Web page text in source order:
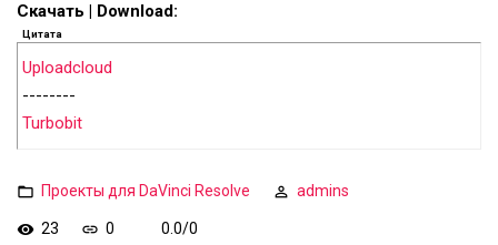
Скачать | Download:
Цитата
Uploadcloud
--------
Turbobit
Проекты для DaVinci Resolve admins
23 0 0.0/0